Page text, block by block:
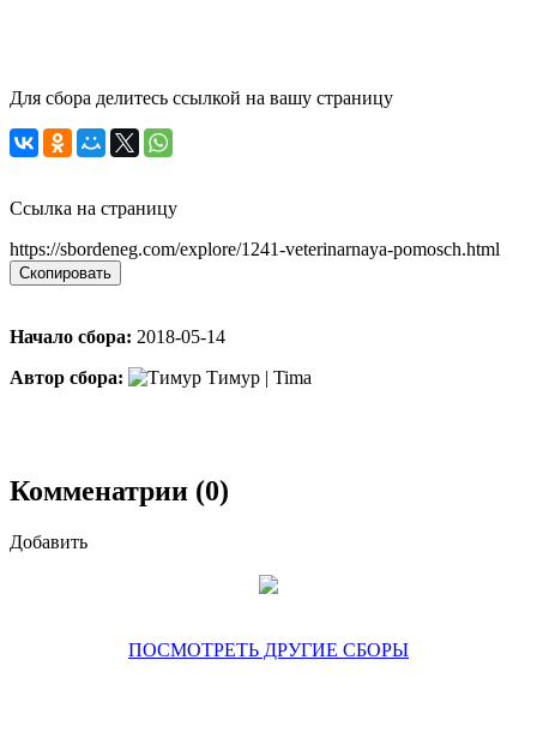
Для сбора делитесь ссылкой на вашу страницу
Ссылка на страницу
https://sbordeneg.com/explore/1241-veterinarnaya-pomosch.html
Скопировать
Начало сбора: 2018-05-14
Автор сбора:
Тимур | Tima
Комменатрии (0)
Добавить
ПОСМОТРЕТЬ ДРУГИЕ СБОРЫ